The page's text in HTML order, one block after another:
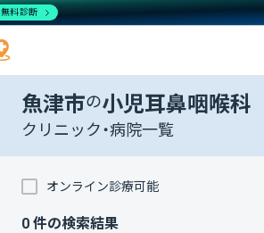
魚津市の小児耳鼻咽喉科
クリニック・病院一覧
オンライン診療可能
0 件の検索結果
無料診断